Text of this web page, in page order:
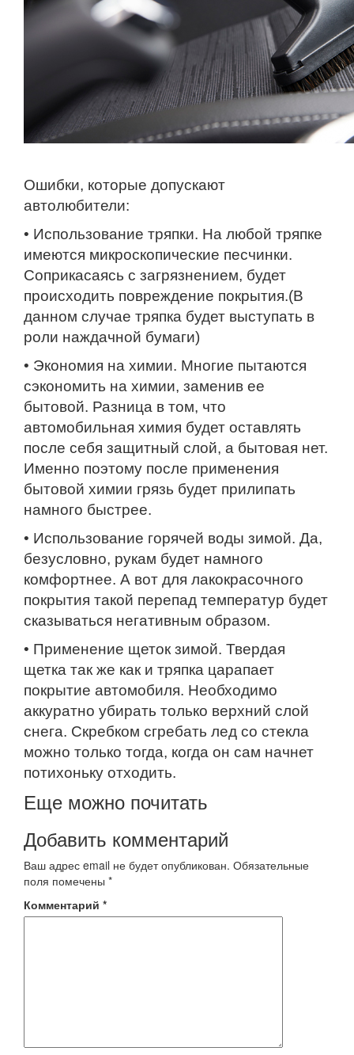
Ошибки, которые допускают
автолюбители:
• Использование тряпки. На любой тряпке
имеются микроскопические песчинки.
Соприкасаясь с загрязнением, будет
происходить повреждение покрытия.(В
данном случае тряпка будет выступать в
роли наждачной бумаги)
• Экономия на химии. Многие пытаются
сэкономить на химии, заменив ее
бытовой. Разница в том, что
автомобильная химия будет оставлять
после себя защитный слой, а бытовая нет.
Именно поэтому после применения
бытовой химии грязь будет прилипать
намного быстрее.
• Использование горячей воды зимой. Да,
безусловно, рукам будет намного
комфортнее. А вот для лакокрасочного
покрытия такой перепад температур будет
сказываться негативным образом.
• Применение щеток зимой. Твердая
щетка так же как и тряпка царапает
покрытие автомобиля. Необходимо
аккуратно убирать только верхний слой
снега. Скребком сгребать лед со стекла
можно только тогда, когда он сам начнет
потихоньку отходить.
Еще можно почитать
Добавить комментарий
Ваш адрес email не будет опубликован. Обязательные
поля помечены *
Комментарий *